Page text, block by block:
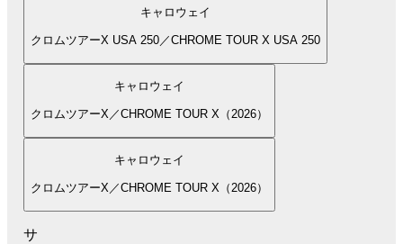
キャロウェイ
クロムツアーX USA 250／CHROME TOUR X USA 250
キャロウェイ
クロムツアーX／CHROME TOUR X（2026）
キャロウェイ
クロムツアーX／CHROME TOUR X（2026）
サ